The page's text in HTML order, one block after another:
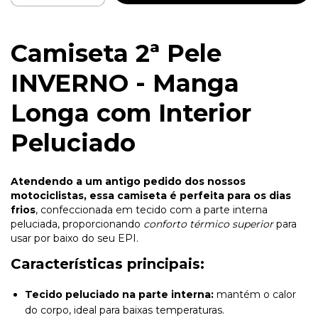
Camiseta 2ª Pele
INVERNO - Manga
Longa com Interior
Peluciado
Atendendo a um antigo pedido dos nossos
motociclistas, essa camiseta é perfeita para os dias
frios, confeccionada em tecido com a parte interna
peluciada, proporcionando conforto térmico superiorpara
usar por baixo do seu EPI.
Características principais:
Tecido peluciado na parte interna: mantém o calor
do corpo, ideal para baixas temperaturas.